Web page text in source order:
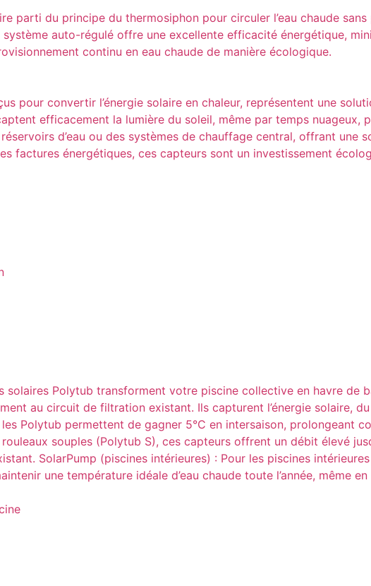
parti du principe du thermosiphon pour circuler l’eau chaude
auto-régulé offre une excellente efficacité énergétique,
continu en eau chaude de manière écologique.
pour convertir l’énergie solaire en chaleur, représentent une
efficacement la lumière du soleil, même par temps
d’eau ou des systèmes de chauffage central, offrant une
factures énergétiques, ces capteurs sont un investissement
solaires Polytub transforment votre piscine collective en havre de
au circuit de filtration existant. Ils capturent l’énergie solaire,
les Polytub permettent de gagner 5°C en intersaison, prolongeant
souples (Polytub S), ces capteurs offrent un débit élevé
SolarPump (piscines intérieures) : Pour les piscines
une température idéale d’eau chaude toute l’année, même